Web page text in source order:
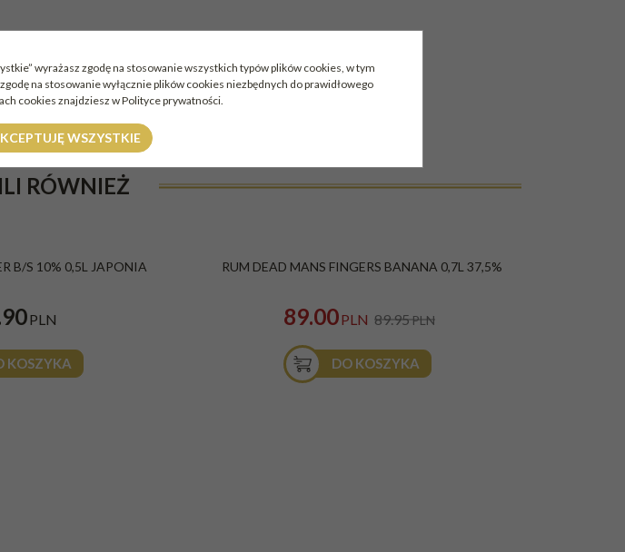
RÓWNIEŻ
B/S 10% 0,5L JAPONIA
PLN
KOSZYKA
RUM DEAD MANS FINGERS BANANA 0,7L 37,5%
89.95PLN
89.00PLN
DO KOSZYKA
wyrażasz zgodę na stosowanie wszystkich typów plików cookies, w tym
na stosowanie wyłącznie plików cookies niezbędnych do prawidłowego
cookies znajdziesz w Polityce prywatności.
WSZYSTKIE